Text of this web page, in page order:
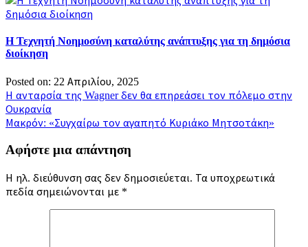
Η Τεχνητή Νοημοσύνη καταλύτης ανάπτυξης για τη δημόσια
διοίκηση
Posted on: 22 Απριλίου, 2025
Πλοήγηση
άρθρων
Η ανταρσία της Wagner δεν θα επηρεάσει τον πόλεμο στην
Ουκρανία
Μακρόν: «Συγχαίρω τον αγαπητό Κυριάκο Μητσοτάκη»
Αφήστε μια απάντηση
Η ηλ. διεύθυνση σας δεν δημοσιεύεται. Τα υποχρεωτικά
πεδία σημειώνονται με *